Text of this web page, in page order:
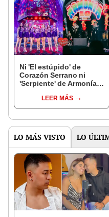
Ni 'El estúpido' de
Corazón Serrano ni
'Serpiente' de Armonía
más escuchada en
YouTube
LEER MÁS
LO MÁS VISTO LO